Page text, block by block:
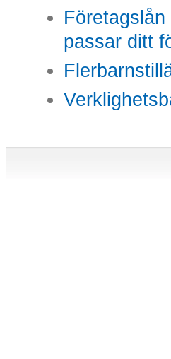
passar ditt